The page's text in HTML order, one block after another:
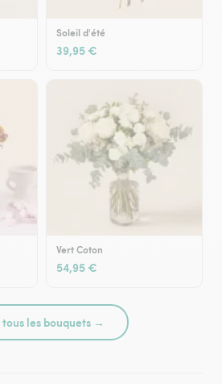
Soleil d'été
39,95 €
Vert Coton
54,95 €
tous les bouquets →